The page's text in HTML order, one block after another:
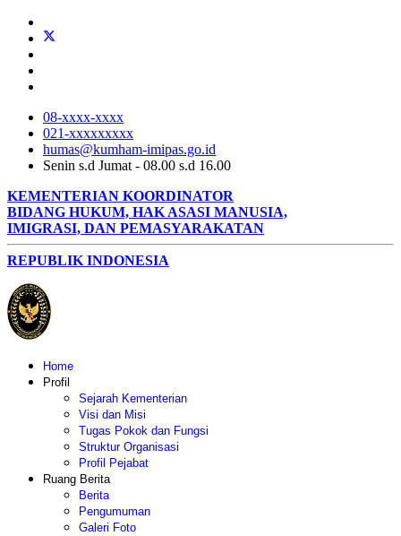
08-xxxx-xxxx
021-xxxxxxxxx
humas@kumham-imipas.go.id
Senin s.d Jumat - 08.00 s.d 16.00
KEMENTERIAN KOORDINATOR
BIDANG HUKUM, HAK ASASI MANUSIA,
IMIGRASI, DAN PEMASYARAKATAN
REPUBLIK INDONESIA
Home
Profil
Sejarah Kementerian
Visi dan Misi
Tugas Pokok dan Fungsi
Struktur Organisasi
Profil Pejabat
Ruang Berita
Berita
Pengumuman
Galeri Foto